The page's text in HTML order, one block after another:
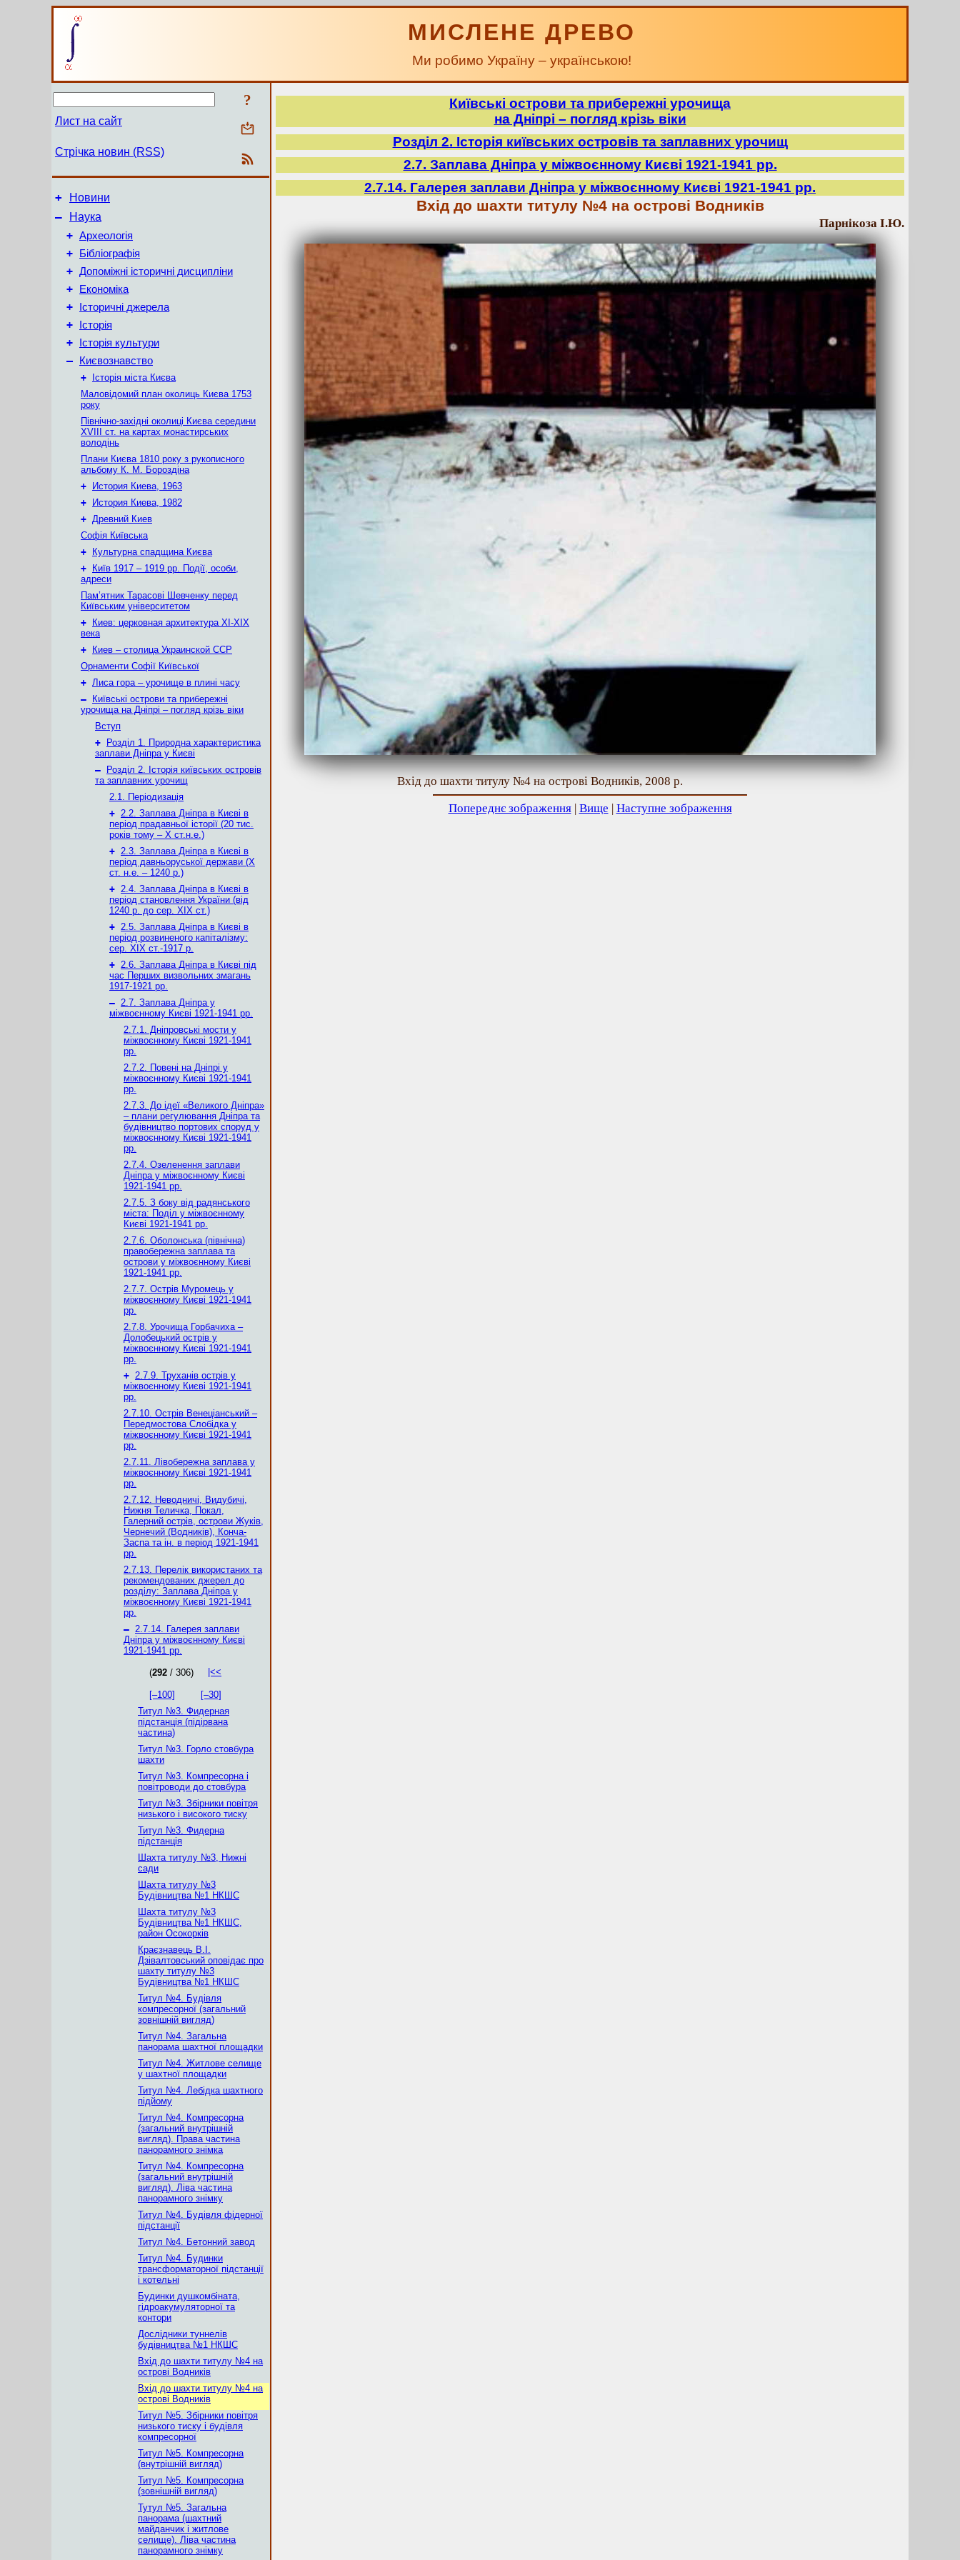
МИСЛЕНЕ ДРЕВО
Ми робимо Україну – українською!
?
Лист на сайт
Стрічка новин (RSS)
+ Новини
–
Наука
+ Археологія
+ Бібліографія
+ Допоміжні історичні дисципліни
+ Економіка
+ Історичні джерела
+ Історія
+ Історія культури
– Києвознавство
+
Історія міста Києва
Маловідомий план околиць Києва 1753
року
Північно-західні околиці Києва середини
XVIII ст. на картах монастирських
володінь
Плани Києва 1810 року з рукописного
альбому К. М. Бороздіна
+
История Киева, 1963
+
История Киева, 1982
+ Древний Киев
Софія Київська
+
Культурна спадщина Києва
+
Київ 1917 – 1919 рр. Події, особи,
адреси
Пам’ятник Тарасові Шевченку перед
Київським університетом
+
Киев: церковная архитектура XI-XIX
века
+
Киев – столица Украинской ССР
Орнаменти Софії Київської
+ Лиса гора – урочище в плині часу
–
Київські острови та прибережні
урочища на Дніпрі – погляд крізь віки
Вступ
+
Розділ 1. Природна характеристика
заплави Дніпра у Києві
–
Розділ 2. Історія київських островів
та заплавних урочищ
2.1. Періодизація
+ 2.2. Заплава Дніпра в Києві в
період прадавньої історії (20 тис.
років тому – X ст.н.е.)
+ 2.3. Заплава Дніпра в Києві в
період давньоруської держави (Х
ст. н.е. – 1240 р.)
+ 2.4. Заплава Дніпра в Києві в
період становлення України (від
1240 р. до сер. ХІХ ст.)
+ 2.5. Заплава Дніпра в Києві в
період розвиненого капіталізму:
сер. ХІХ ст.-1917 р.
+ 2.6. Заплава Дніпра в Києві під
час Перших визвольних змагань
1917-1921 рр.
– 2.7. Заплава Дніпра у
міжвоєнному Києві 1921-1941 рр.
2.7.1. Дніпровські мости у
міжвоєнному Києві 1921-1941
рр.
2.7.2. Повені на Дніпрі у
міжвоєнному Києві 1921-1941
рр.
2.7.3. До ідеї «Великого Дніпра»
– плани регулювання Дніпра та
будівництво портових споруд у
міжвоєнному Києві 1921-1941
рр.
2.7.4. Озеленення заплави
Дніпра у міжвоєнному Києві
1921-1941 рр.
2.7.5. З боку від радянського
міста: Поділ у міжвоєнному
Києві 1921-1941 рр.
2.7.6. Оболонська (північна)
правобережна заплава та
острови у міжвоєнному Києві
1921-1941 рр.
2.7.7. Острів Муромець у
міжвоєнному Києві 1921-1941
рр.
2.7.8. Урочища Горбачиха –
Долобецький острів у
міжвоєнному Києві 1921-1941
рр.
+ 2.7.9. Труханів острів у
міжвоєнному Києві 1921-1941
рр.
2.7.10. Острів Венеціанський –
Передмостова Слобідка у
міжвоєнному Києві 1921-1941
рр.
2.7.11. Лівобережна заплава у
міжвоєнному Києві 1921-1941
рр.
2.7.12. Неводничі, Видубичі,
Нижня Теличка, Покал,
Галерний острів, острови Жуків,
Чернечий (Водників), Конча-
Заспа та ін. в період 1921-1941
рр.
2.7.13. Перелік використаних та
рекомендованих джерел до
розділу: Заплава Дніпра у
міжвоєнному Києві 1921-1941
рр.
– 2.7.14. Галерея заплави
Дніпра у міжвоєнному Києві
1921-1941 рр.
(292 / 306) |<<
[–100]
[–30]
Титул №3. Фидерная
підстанція (підірвана
частина)
Титул №3. Горло стовбура
шахти
Титул №3. Компресорна і
повітроводи до стовбура
Титул №3. Збірники повітря
низького і високого тиску
Титул №3. Фидерна
підстанція
Шахта титулу №3, Нижні
сади
Шахта титулу №3
Будівництва №1 НКШС
Шахта титулу №3
Будівництва №1 НКШС,
район Осокорків
Краєзнавець В.І.
Дзівалтовський оповідає про
шахту титулу №3
Будівництва №1 НКШС
Титул №4. Будівля
компресорної (загальний
зовнішній вигляд)
Титул №4. Загальна
панорама шахтної площадки
Титул №4. Житлове селище
у шахтної площадки
Титул №4. Лебідка шахтного
підйому
Титул №4. Компресорна
(загальний внутрішній
вигляд). Права частина
панорамного знімка
Титул №4. Компресорна
(загальний внутрішній
вигляд). Ліва частина
панорамного знімку
Титул №4. Будівля фідерної
підстанції
Титул №4. Бетонний завод
Титул №4. Будинки
трансформаторної підстанції
і котельні
Будинки душкомбіната,
гідроакумуляторної та
контори
Дослідники туннелів
будівництва №1 НКШС
Вхід до шахти титулу №4 на
острові Водників
Вхід до шахти титулу №4 на
острові Водників
Титул №5. Збірники повітря
низького тиску і будівля
компресорної
Титул №5. Компресорна
(внутрішній вигляд)
Титул №5. Компресорна
(зовнішній вигляд)
Тутул №5. Загальна
панорама (шахтний
майданчик і житлове
селище). Ліва частина
панорамного знімку
Київські острови та прибережні урочища
на Дніпрі – погляд крізь віки
Розділ 2. Історія київських островів та заплавних урочищ
2.7. Заплава Дніпра у міжвоєнному Києві 1921-1941 рр.
2.7.14. Галерея заплави Дніпра у міжвоєнному Києві 1921-1941 рр.
Вхід до шахти титулу №4 на острові Водників
Парнікоза І.Ю.
Вхід до шахти титулу №4 на острові Водників, 2008 р.
Попереднє зображення| Вище | Наступне зображення